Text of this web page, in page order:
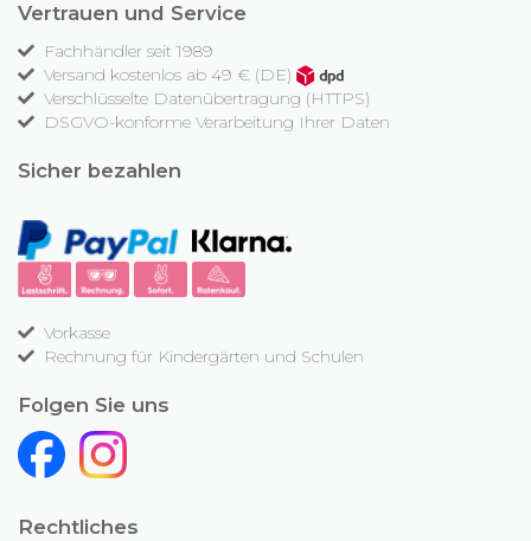
Vertrauen und Service
Fachhändler seit 1989
Versand kostenlos ab 49 € (DE)
Verschlüsselte Datenübertragung (HTTPS)
DSGVO-konforme Verarbeitung Ihrer Daten
Sicher bezahlen
Vorkasse
Rechnung für Kindergärten und Schulen
Folgen Sie uns
Rechtliches